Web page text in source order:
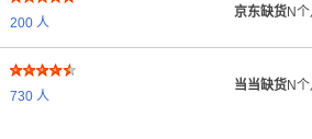
200 人
京东缺货N
730 人
当当缺货N